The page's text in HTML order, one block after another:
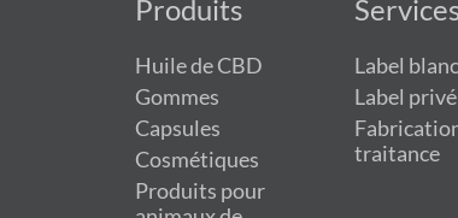
Produits
Huile de CBD
Gommes
Capsules
Cosmétiques
Produits pour
Label blanc
Label privé
traitance